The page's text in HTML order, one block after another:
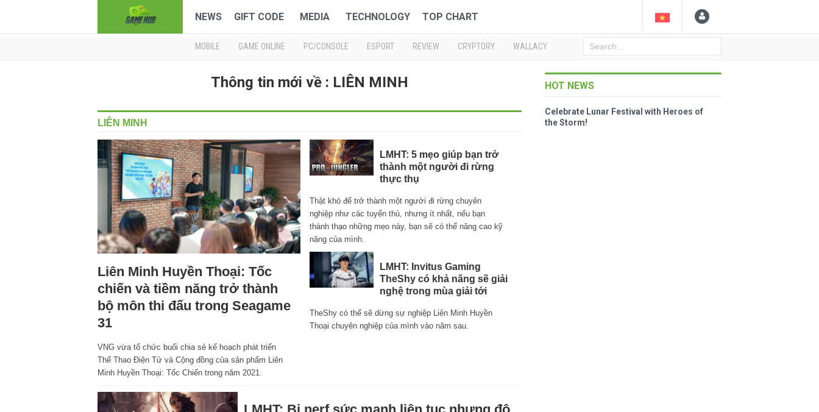
NEWS GIFT CODE MEDIA TECHNOLOGY TOP CHART
MOBILE GAME ONLINE PC/CONSOLE ESPORT REVIEW CRYPTORY WALLACY
Thông tin mới về : LIÊN MINH
LIÊN MINH
Liên Minh Huyền Thoại: Tốc
chiến và tiềm năng trở thành
bộ môn thi đấu trong Seagame
31
VNG vừa tổ chức buổi chia sẻ kế hoạch phát triển
Thể Thao Điện Tử và Cộng đồng của sản phẩm Liên
Minh Huyền Thoại: Tốc Chiến trong năm 2021.
LMHT: 5 mẹo giúp bạn trở
thành một người đi rừng
thực thụ
Thật khó để trở thành một người đi rừng chuyên
nghiệp như các tuyển thủ, nhưng ít nhất, nếu bạn
thành thạo những mẹo này, bạn sẽ có thể nâng cao kỹ
năng của mình.
LMHT: Invitus Gaming
TheShy có khả năng sẽ giải
nghệ trong mùa giải tới
TheShy có thể sẽ dừng sự nghiệp Liên Minh Huyền
Thoại chuyên nghiệp của mình vào năm sau.
HOT NEWS
Celebrate Lunar Festival with Heroes of
the Storm!